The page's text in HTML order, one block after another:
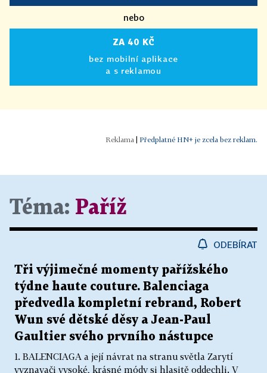
nebo
ZA 40 KČ
bez mobilní aplikace
a s reklamou
Předplatné HN+ je zcela bez reklam.
Téma: Paříž
ODEBÍRAT
Tři výjimečné momenty pařížského
týdne haute couture. Balenciaga
předvedla kompletní rebrand, Robert
Wun své dětské děsy a Jean-Paul
Gaultier svého prvního nástupce
1. BALENCIAGA a její návrat na stranu světla Zarytí
vyznavači vysoké, krásné módy si hlasitě oddechli. V